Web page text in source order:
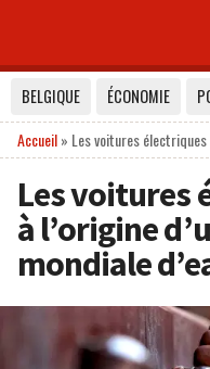
BELGIQUE ÉCONOMIE
Accueil» Les voitures électriques
Les voitures
à l’origine
mondiale